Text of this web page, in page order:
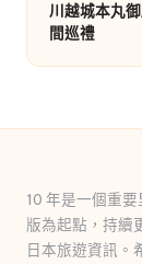
川越城本丸
間巡禮
10 年是一個重
版為起點，持續
日本旅遊資訊。